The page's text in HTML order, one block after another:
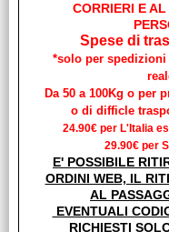
SERBATOIO ACQUE
CORRIERI E
Spese di
*solo per
Da 50 a 100Kg o per
o di difficle
24.90€ per L'Italia
29.90€ per
E' POSSIBILE
ORDINI WEB, IL
AL
EVENTUALI
RICHIESTI